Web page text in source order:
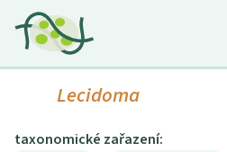
Lecidoma
taxonomické zařazení: